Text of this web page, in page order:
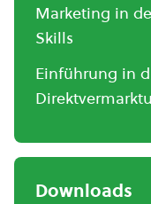
Marketing in
Skills
Einführung in
Downloads